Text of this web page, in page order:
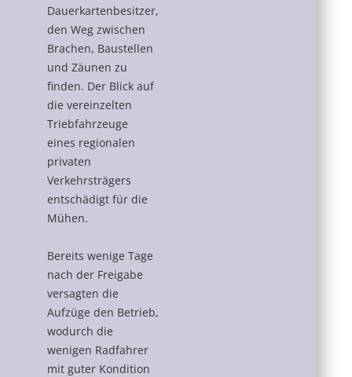
Dauerkartenbesitzer,
den Weg zwischen
Brachen, Baustellen
und Zäunen zu
finden. Der Blick auf
die vereinzelten
Triebfahrzeuge
eines regionalen
privaten
Verkehrsträgers
entschädigt für die
Mühen.
Bereits wenige Tage
nach der Freigabe
versagten die
Aufzüge den Betrieb,
wodurch die
wenigen Radfahrer
mit guter Kondition